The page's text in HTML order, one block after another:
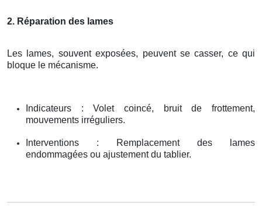
2. Réparation des lames
Les lames, souvent exposées, peuvent se casser, ce qui
bloque le mécanisme.
Indicateurs : Volet coincé, bruit de frottement,
mouvements irréguliers.
Interventions : Remplacement des lames
endommagées ou ajustement du tablier.